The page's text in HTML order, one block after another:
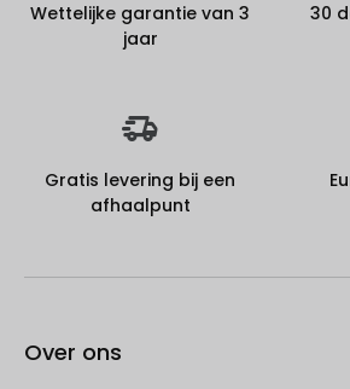
Wettelijke garantie van 3
jaar
30
Gratis levering bij een
afhaalpunt
Over ons